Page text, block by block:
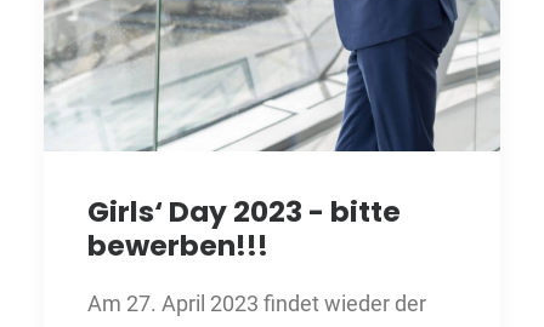
Girls‘ Day 2023 - bitte
bewerben!!!
Am 27. April 2023 findet wieder der